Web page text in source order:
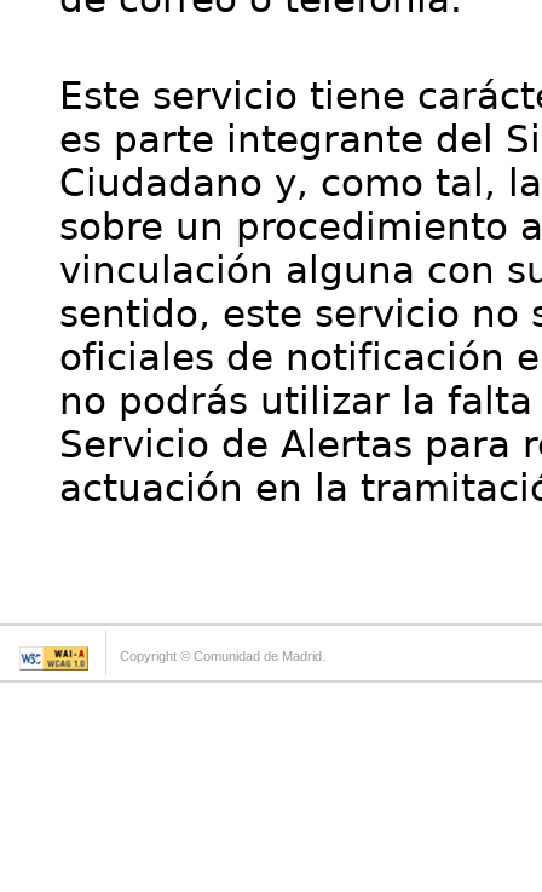
Este servicio tiene
es parte integrante del
Ciudadano y, como tal,
sobre un procedimiento
vinculación alguna con
sentido, este servicio no
oficiales de notificación
no podrás utilizar la
Servicio de Alertas para
actuación en la
Copyright © Comunidad de Madrid.